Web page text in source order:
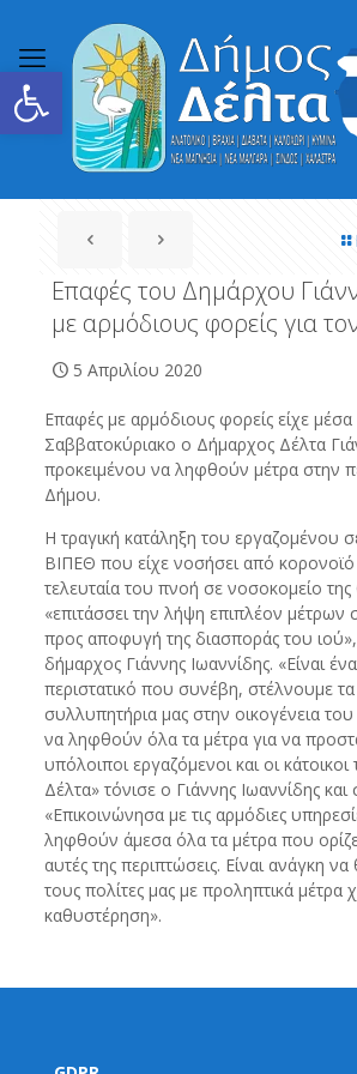
Ανοίξτε τη γραμμή εργαλείων
Επαφές του Δημάρχου
με αρμόδιους φορείς για
5 Απριλίου 2020
Επαφές με αρμόδιους φορείς είχε μέσα
Σαββατοκύριακο ο Δήμαρχος Δέλτα
προκειμένου να ληφθούν μέτρα στην
Δήμου.
Η τραγική κατάληξη του εργαζομένου
ΒΙΠΕΘ που είχε νοσήσει από
τελευταία του πνοή σε νοσοκομείο
«επιτάσσει την λήψη επιπλέον μέτρων
προς αποφυγή της διασποράς του
δήμαρχος Γιάννης Ιωαννίδης. «Είναι
περιστατικό που συνέβη, στέλνουμε τα
συλλυπητήρια μας στην οικογένεια
να ληφθούν όλα τα μέτρα για να
υπόλοιποι εργαζόμενοι και οι
Δέλτα» τόνισε ο Γιάννης Ιωαννίδης
«Επικοινώνησα με τις αρμόδιες
ληφθούν άμεσα όλα τα μέτρα που
αυτές της περιπτώσεις. Είναι ανάγκη
τους πολίτες μας με προληπτικά μέτρα
καθυστέρηση».